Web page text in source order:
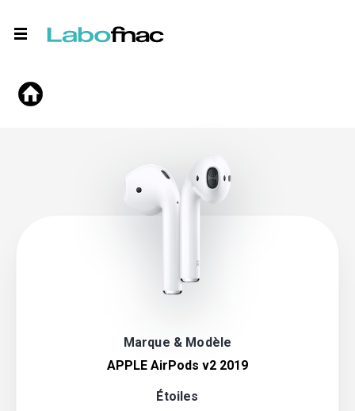
Marque & Modèle
APPLE AirPods v2 2019
Étoiles